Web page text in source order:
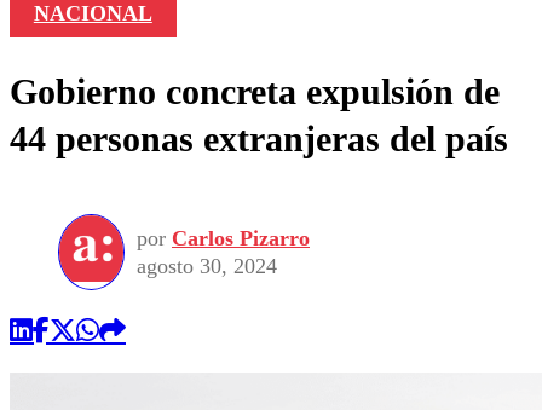
NACIONAL
Gobierno concreta expulsión de
44 personas extranjeras del país
por Carlos Pizarro
agosto 30, 2024